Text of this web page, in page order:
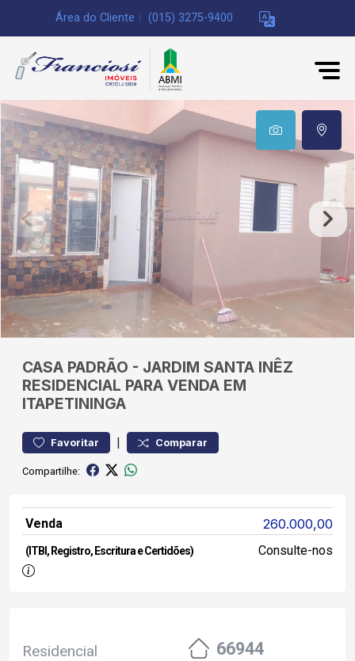
Área do Cliente (015) 3275-9400
CASA PADRÃO - JARDIM SANTA INÊZ
RESIDENCIAL PARA VENDA EM
ITAPETININGA
Favoritar | Comparar
Compartilhe:
Venda 260.000,00
(ITBI, Registro, Escritura e Certidões) Consulte-nos
Residencial 66944